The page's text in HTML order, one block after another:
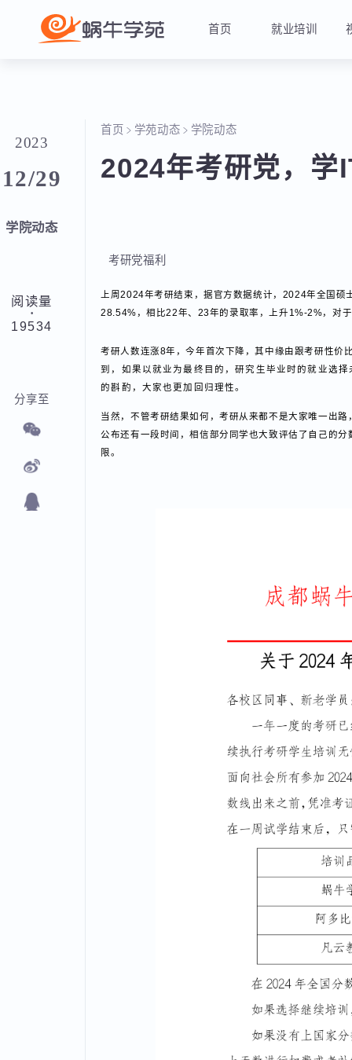
首页 就业培训
2023
12/29
学院动态
阅读量
·
首页 学苑动态 学院动态
2024年考研党，
考研党福利
上周2024年考研结束，据官方数据统计，2024年全
考研人数连涨8年，今年首次下降，其中缘由跟考研性
到，如果以就业为最终目的，研究生毕业时的就业
当然，不管考研结果如何，考研从来都不是大家唯一
公布还有一段时间，相信部分同学也大致评估了自己